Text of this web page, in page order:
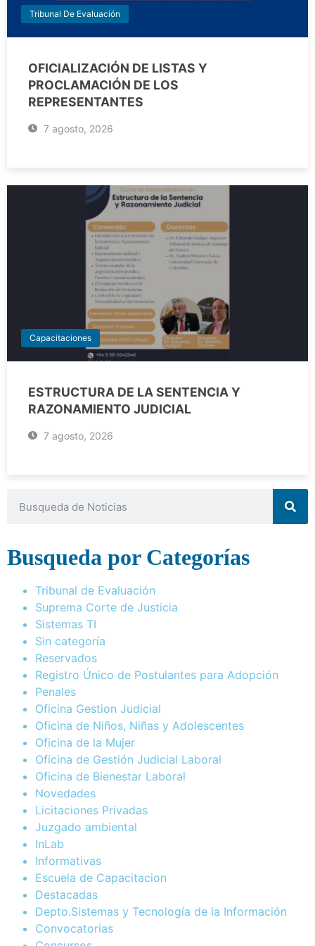
Tribunal De Evaluación
OFICIALIZACIÓN DE LISTAS Y
PROCLAMACIÓN DE LOS
REPRESENTANTES
7 agosto, 2026
Capacitaciones
ESTRUCTURA DE LA SENTENCIA Y
RAZONAMIENTO JUDICIAL
7 agosto, 2026
Busqueda por Categorías
Tribunal de Evaluación
Suprema Corte de Justicia
Sistemas TI
Sin categoría
Reservados
Registro Único de Postulantes para Adopción
Penales
Oficina Gestion Judicial
Oficina de Niños, Niñas y Adolescentes
Oficina de la Mujer
Oficina de Gestión Judicial Laboral
Oficina de Bienestar Laboral
Novedades
Licitaciones Privadas
Juzgado ambiental
InLab
Informativas
Escuela de Capacitacion
Destacadas
Depto.Sistemas y Tecnología de la Información
Convocatorias